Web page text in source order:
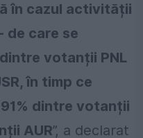
în cazul activității
de care se
votanții PNL
în timp ce
dintre votanții
AUR”, a declarat